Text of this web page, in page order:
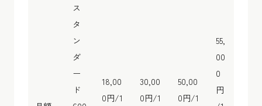
ス
タ
ン
ダ
ー
ド
18,00
0円/1
30,00
0円/1
50,00
0円/1
55,
00
0
円